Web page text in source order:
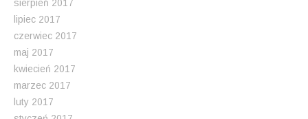
sierpień 2017
lipiec 2017
czerwiec 2017
maj 2017
kwiecień 2017
marzec 2017
luty 2017